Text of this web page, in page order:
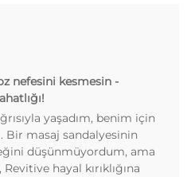
nefesini kesmesin -
yaşadım, benim için
Bir masaj sandalyesinin
düşünmüyordum, ama
hayal kırıklığına